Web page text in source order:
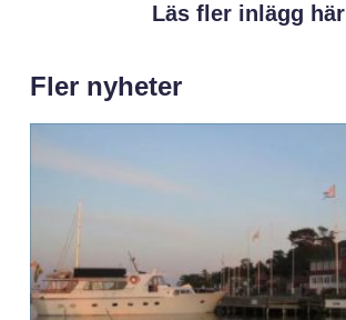
Läs fler inlägg här
Fler nyheter